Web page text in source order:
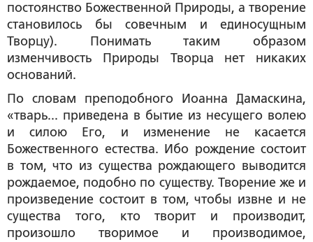
постоянство Божественной Природы, а творение
становилось бы совечным и единосущным
Творцу). Понимать таким образом
изменчивость Природы Творца нет никаких
оснований.
По словам преподобного Иоанна Дамаскина,
«тварь... приведена в бытие из несущего волею
и силою Его, и изменение не касается
Божественного естества. Ибо рождение состоит
в том, что из существа рождающего выводится
рождаемое, подобно по существу. Творение же и
произведение состоит в том, чтобы извне и не
существа того, кто творит и производит,
произошло творимое и производимое,